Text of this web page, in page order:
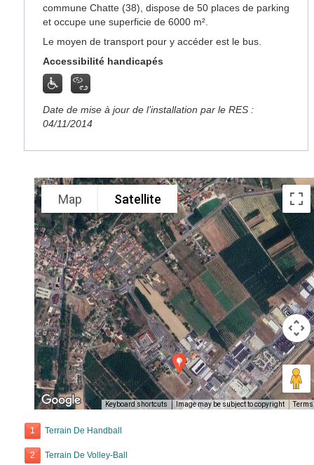
commune Chatte (38), dispose de 50 places de parking
et occupe une superficie de 6000 m².
Le moyen de transport pour y accéder est le bus.
Accessibilité handicapés
Date de mise à jour de l’installation par le RES :
04/11/2014
Map Satellite
Keyboard shortcuts Image may be subject to copyright Terms
1 Terrain De Handball
2 Terrain De Volley-Ball